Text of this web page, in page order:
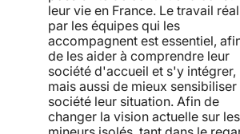
leur vie en France. Le travail
par les équipes qui les
accompagnent est essentiel,
de les aider à comprendre leur
société d'accueil et s'y intégrer,
mais aussi de mieux sensibiliser
société leur situation. Afin de
changer la vision actuelle sur les